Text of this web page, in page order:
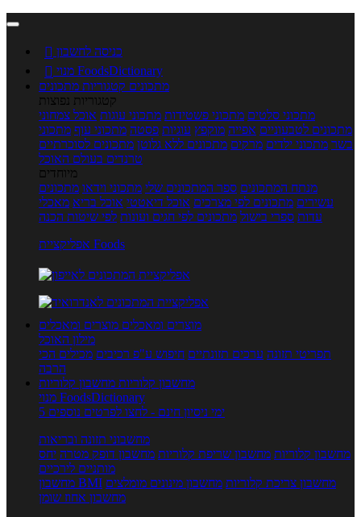
 כניסה לחשבון

מנוי FoodsDictionary
מתכונים קטגוריות מתכונים
קטגוריות נפוצות
מתכוני סלטים מתכוני פשטידות מתכוני עוגות אוכל צמחוני
מתכונים לטבעוניים אפייה מוקפץ עוגיות פסטה מתכוני עוף מתכוני
בשר מתכוני ילדים מרקים מתכונים ללא גלוטן מתכונים לסוכרתיים
טרנדים בעולם האוכל
מיוחדים
מנתח המתכונים ספר המתכונים שלי מתכוני וידאו מתכונים
עשירים מתכונים לפי מצרכים אוכל דיאטטי אוכל בריא מאכלי
עדות ספרי בישול מתכונים לפי חגים ועונות לפי שיטות הכנה
אפליקציית Foods
מוצרים ומאכלים מוצרים ומאכלים
מילון האוכל
תפריטי תזונה ערכים תזונתיים חיפוש ע"פ רכיבים מכילים הכי
הרבה
מחשבון קלוריות מחשבון קלוריות
מנוי FoodsDictionary
5 ימי ניסיון חינם - לחצו לפרטים נוספים
מחשבוני תזונה ובריאות
מחשבון קלוריות מחשבון שריפת קלוריות מחשבון דופק מטרה יחס
מותניים לירכיים
מחשבון BMI
מחשבון צריכת קלוריות מחשבון מינונים מומלצים
מחשבון אחוז שומן